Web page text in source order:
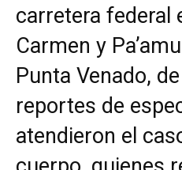
carretera federal
Carmen y
Punta Venado,
reportes de
atendieron el